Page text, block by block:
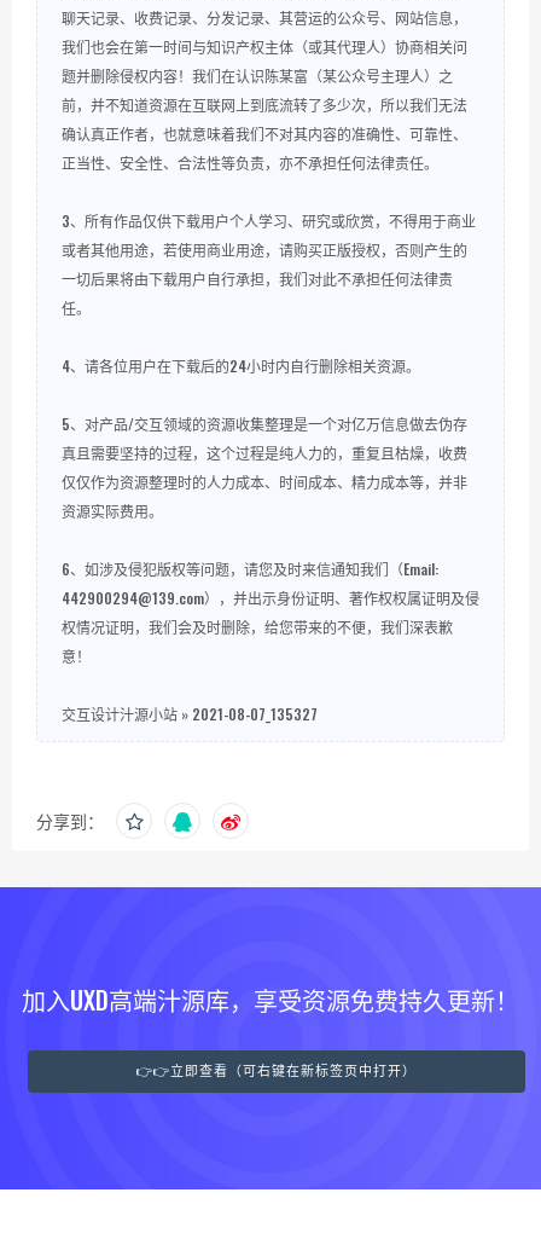
聊天记录、收费记录、分发记录、其营运的公众号、网站信息，
我们也会在第一时间与知识产权主体（或其代理人）协商相关问
题并删除侵权内容！我们在认识陈某富（某公众号主理人）之
前，并不知道资源在互联网上到底流转了多少次，所以我们无法
确认真正作者，也就意味着我们不对其内容的准确性、可靠性、
正当性、安全性、合法性等负责，亦不承担任何法律责任。
3、所有作品仅供下载用户个人学习、研究或欣赏，不得用于商业
或者其他用途，若使用商业用途，请购买正版授权，否则产生的
一切后果将由下载用户自行承担，我们对此不承担任何法律责
任。
4、请各位用户在下载后的24小时内自行删除相关资源。
5、对产品/交互领域的资源收集整理是一个对亿万信息做去伪存
真且需要坚持的过程，这个过程是纯人力的，重复且枯燥，收费
仅仅作为资源整理时的人力成本、时间成本、精力成本等，并非
资源实际费用。
6、如涉及侵犯版权等问题，请您及时来信通知我们（Email:
442900294@139.com），并出示身份证明、著作权权属证明及侵
权情况证明，我们会及时删除，给您带来的不便，我们深表歉
意！
交互设计汁源小站 » 2021-08-07_135327
分享到：
加入UXD高端汁源库，享受资源免费持久更新！
👉👉立即查看（可右键在新标签页中打开）